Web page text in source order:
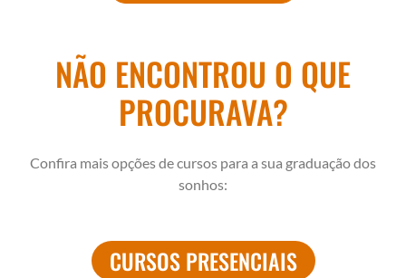
NÃO ENCONTROU O QUE
PROCURAVA?
Confira mais opções de cursos para a sua graduação dos
sonhos:
CURSOS PRESENCIAIS